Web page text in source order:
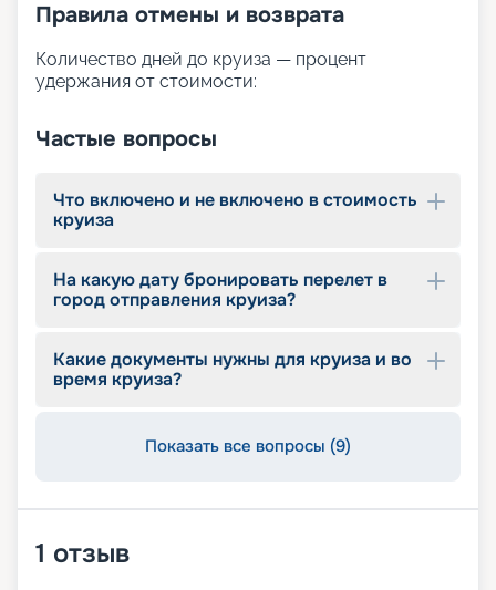
Правила отмены и возврата
Количество дней до круиза — процент
удержания от стоимости:
Частые вопросы
Что включено и не включено в стоимость
круиза
На какую дату бронировать перелет в
город отправления круиза?
Какие документы нужны для круиза и во
время круиза?
Показать все вопросы (9)
1 отзыв